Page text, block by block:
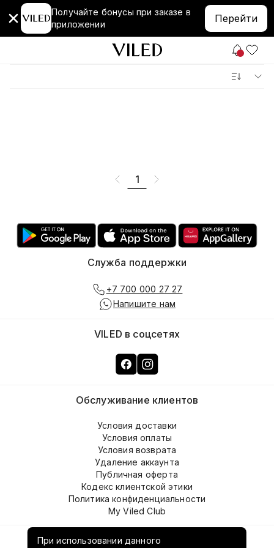
Получайте бонусы при заказе в
приложении
Перейти
1
При использовании данного
О компании
Обслуживание клиентов
Условия доставки
Условия оплаты
Условия возврата
Удаление аккаунта
Публичная оферта
Кодекс клиентской этики
Политика конфиденциальности
My Viled Club
VILED в соцсетях
Служба поддержки
+7 700 000 27 27
Напишите нам